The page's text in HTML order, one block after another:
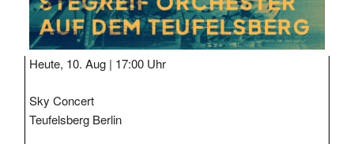
Heute, 10. Aug | 17:00 Uhr
Sky Concert
Teufelsberg Berlin